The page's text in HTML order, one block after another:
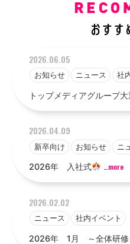
2026.06.05
お知らせ ニュース 社
トップメディアグループ
2026.04.09
新卒向け お知らせ ニ
2026年 入社式 …more
2026.02.02
ニュース 社内イベント
2026年 1月 ～全体研修